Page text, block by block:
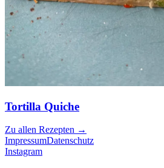
Tortilla Quiche
Zu allen Rezepten →
ImpressumDatenschutz
Instagram